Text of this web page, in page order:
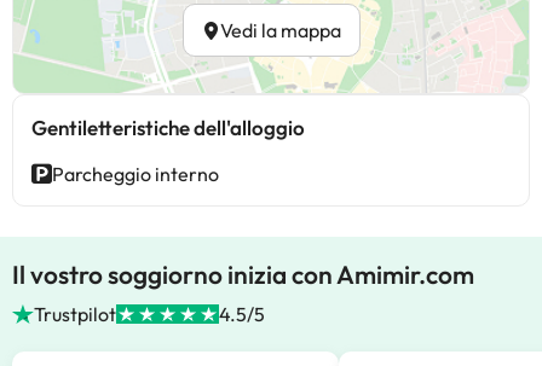
Vedi la mappa
Gentiletteristiche dell'alloggio
Parcheggio interno
Il vostro soggiorno inizia con Amimir.com
Trustpilot 4.5/5